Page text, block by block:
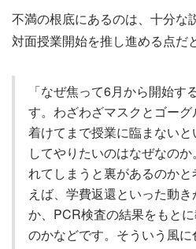
不満の根底にあるのは、十分な
対面授業開始を推し進める点だ
「なぜ焦って6月から開始
す。わざわざマスクとゴー
着けてまで授業に臨まない
してやりたいのはなぜなの
れてしまうと裏があるのか
えば、学費返還といった動
か、PCR検査の結果をもと
のかなどです。そういう風